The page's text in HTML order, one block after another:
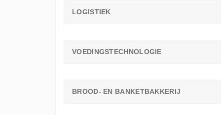
LOGISTIEK
VOEDINGSTECHNOLOGIE
BROOD- EN BANKETBAKKERIJ